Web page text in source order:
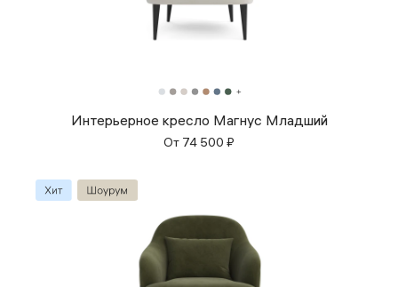
Интерьерное кресло Магнус Младший
От 74 500 ₽